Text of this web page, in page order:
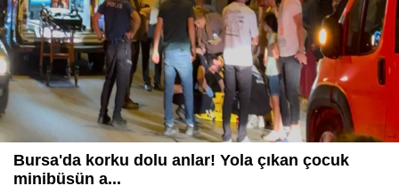
Bursa'da korku dolu anlar! Yola çıkan çocuk
minibüsün a...